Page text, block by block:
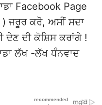
Facebook Page
ਜਰੂਰ ਕਰੋ, ਅਸੀਂ ਸਦਾ
ਦੇਣ ਦੀ ਕੋਸ਼ਿਸ ਕਰਾਂਗੇ !
ਲੱਖ -ਲੱਖ ਧੰਨਵਾਦ